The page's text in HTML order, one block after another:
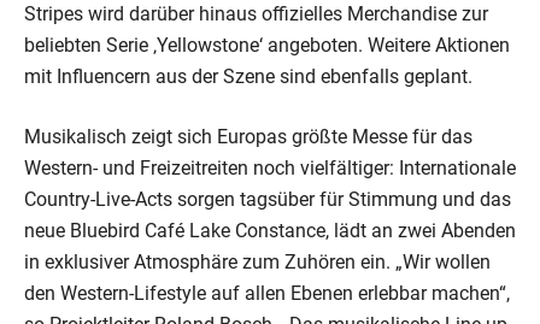
Stripes wird darüber hinaus offizielles Merchandise zur
beliebten Serie ‚Yellowstone‘ angeboten. Weitere Aktionen
mit Influencern aus der Szene sind ebenfalls geplant.
Musikalisch zeigt sich Europas größte Messe für das
Western- und Freizeitreiten noch vielfältiger: Internationale
Country-Live-Acts sorgen tagsüber für Stimmung und das
neue Bluebird Café Lake Constance, lädt an zwei Abenden
in exklusiver Atmosphäre zum Zuhören ein. „Wir wollen
den Western-Lifestyle auf allen Ebenen erlebbar machen“,